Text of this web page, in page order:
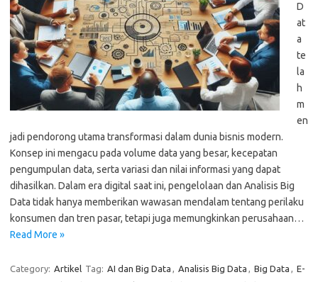
D
at
a
te
la
h
m
en
jadi pendorong utama transformasi dalam dunia bisnis modern.
Konsep ini mengacu pada volume data yang besar, kecepatan
pengumpulan data, serta variasi dan nilai informasi yang dapat
dihasilkan. Dalam era digital saat ini, pengelolaan dan Analisis Big
Data tidak hanya memberikan wawasan mendalam tentang perilaku
konsumen dan tren pasar, tetapi juga memungkinkan perusahaan…
Read More »
Category: Artikel Tag: AI dan Big Data , Analisis Big Data , Big Data , E-